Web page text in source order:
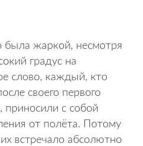
была жаркой, несмотря
градус на
слово, каждый, кто
своего первого
с собой
от полёта. Потому
встречало абсолютно